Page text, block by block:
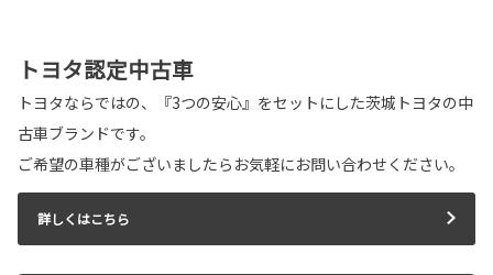
詳しくはこちら
2026-06-04
ピクシスバン 一部改良
ピクシスバンが一部改良となりました。
トヨタ認定中古車
トヨタならではの、『3つの安心』をセットにした茨城トヨタの中
古車ブランドです。
ご希望の車種がございましたらお気軽にお問い合わせください。
詳しくはこちら